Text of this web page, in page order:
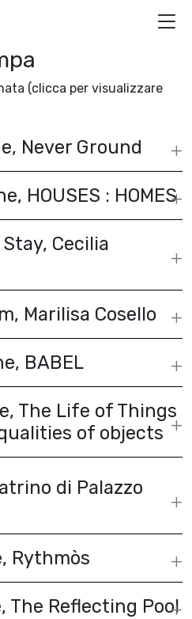
(clicca per visualizzare
Never Ground
HOUSES : HOMES
Cecilia
Marilisa Cosello
BABEL
The Life of Things
of objects
di Palazzo
Rythmòs
The Reflecting Pool